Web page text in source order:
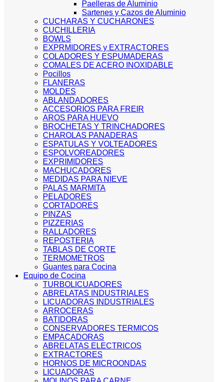
Paelleras de Aluminio
Sartenes y Cazos de Aluminio
CUCHARAS Y CUCHARONES
CUCHILLERIA
BOWLS
EXPRMIDORES y EXTRACTORES
COLADORES Y ESPUMADERAS
COMALES DE ACERO INOXIDABLE
Pocillos
FLANERAS
MOLDES
ABLANDADORES
ACCESORIOS PARA FREIR
AROS PARA HUEVO
BROCHETAS Y TRINCHADORES
CHAROLAS PANADERAS
ESPATULAS Y VOLTEADORES
ESPOLVOREADORES
EXPRIMIDORES
MACHUCADORES
MEDIDAS PARA NIEVE
PALAS MARMITA
PELADORES
CORTADORES
PINZAS
PIZZERIAS
RALLADORES
REPOSTERIA
TABLAS DE CORTE
TERMOMETROS
Guantes para Cocina
Equipo de Cocina
TURBOLICUADORES
ABRELATAS INDUSTRIALES
LICUADORAS INDUSTRIALES
ARROCERAS
BATIDORAS
CONSERVADORES TERMICOS
EMPACADORAS
ABRELATAS ELECTRICOS
EXTRACTORES
HORNOS DE MICROONDAS
LICUADORAS